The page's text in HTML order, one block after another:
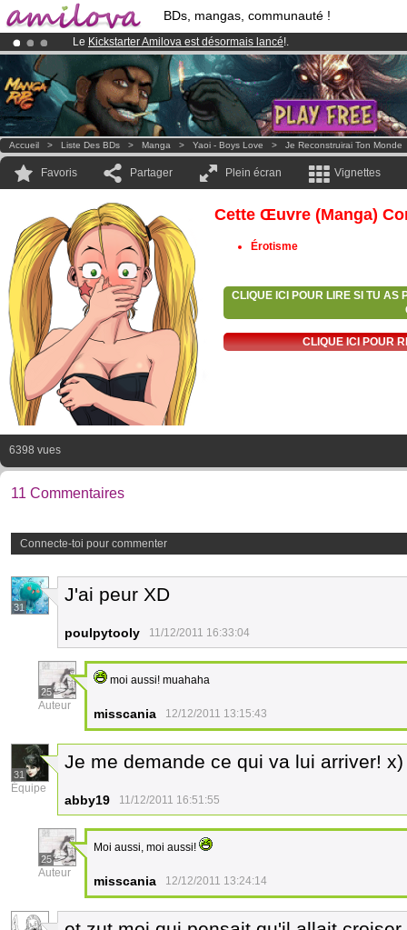
BDs, mangas, communauté !
Le Kickstarter Amilova est désormais lancé!.
Abonnement premium: à partir de3.95 eurospar mois !Clique ici
Déjà 100000membreset 1000BDs & Mangas!
Accueil > Liste Des BDs > Manga > Yaoi - Boys Love > Je Reconstruirai Ton Monde
Favoris Partager Plein écran Vignettes
Cette Œuvre (manga)
Érotisme
CLIQUE ICI POUR LIRE SI TU AS
CLIQUE ICI POUR
6398 vues
11 Commentaires
Connecte-toi pour commenter
31
J'ai peur XD
poulpytooly 11/12/2011 16:33:04
25
Auteur
moi aussi! muahaha
misscania 12/12/2011 13:15:43
31
Équipe
Je me demande ce qui va lui arriver! x)
abby19 11/12/2011 16:51:55
25
Auteur
Moi aussi, moi aussi!
misscania 12/12/2011 13:24:14